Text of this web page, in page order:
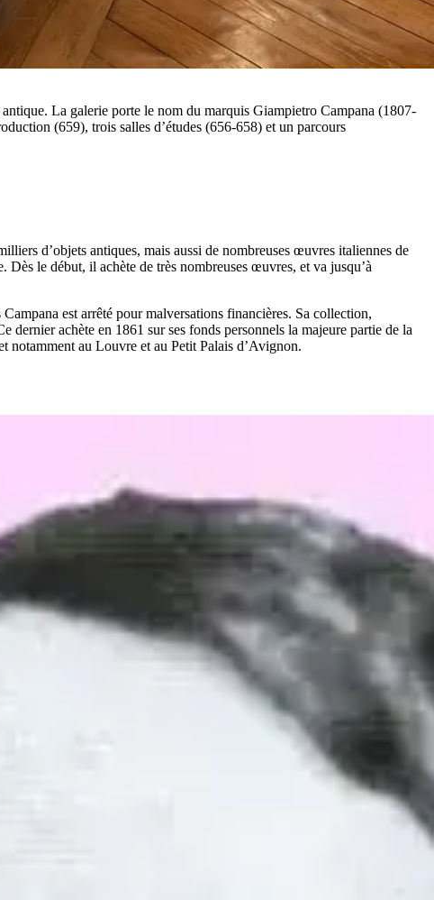
La galerie porte le nom du marquis Giampietro Campana (1807-
(659), trois salles d’études (656-658) et un parcours
d’objets antiques, mais aussi de nombreuses œuvres italiennes de
le début, il achète de très nombreuses œuvres, et va jusqu’à
est arrêté pour malversations financières. Sa collection,
achète en 1861 sur ses fonds personnels la majeure partie de la
notamment au Louvre et au Petit Palais d’Avignon.